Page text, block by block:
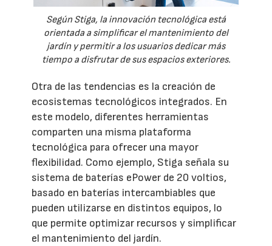
Según Stiga, la innovación tecnológica está
orientada a simplificar el mantenimiento del
jardín y permitir a los usuarios dedicar más
tiempo a disfrutar de sus espacios exteriores.
Otra de las tendencias es la creación de
ecosistemas tecnológicos integrados. En
este modelo, diferentes herramientas
comparten una misma plataforma
tecnológica para ofrecer una mayor
flexibilidad. Como ejemplo, Stiga señala su
sistema de baterías ePower de 20 voltios,
basado en baterías intercambiables que
pueden utilizarse en distintos equipos, lo
que permite optimizar recursos y simplificar
el mantenimiento del jardín.